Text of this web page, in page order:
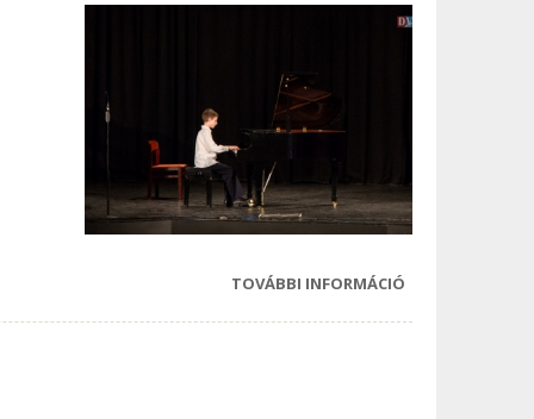
TOVÁBBI INFORMÁCIÓ